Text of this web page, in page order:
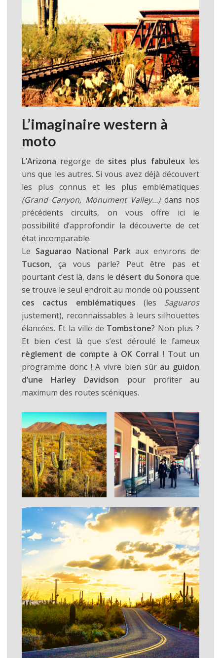
L’imaginaire western à
moto
L’Arizona regorge de sites plus fabuleuxles
uns que les autres. Si vous avez déjà découvert
les plus connus et les plus emblématiques
(Grand Canyon, Monument Valley…)dans nos
précédents circuits, on vous offre ici le
possibilité d’approfondir la découverte de cet
état incomparable.
Le Saguarao National Parkaux environs de
Tucson, ça vous parle? Peut être pas et
pourtant c’est là, dans le désert du Sonora que
se trouve le seul endroit au monde où poussent
ces cactus emblématiques (les Saguaros
justement), reconnaissables à leurs silhouettes
élancées. Et la ville de Tombstone? Non plus ?
Et bien c’est là que s’est déroulé le fameux
règlement de compte à OK Corral ! Tout un
programme donc ! A vivre bien sûr au guidon
d’une Harley Davidson pour profiter au
maximum des routes scéniques.